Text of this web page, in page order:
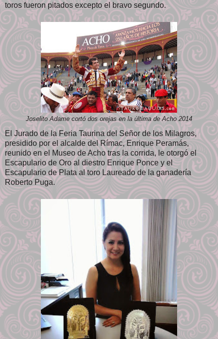
toros fueron pitados excepto el bravo segundo.
Joselito Adame cortó dos orejas en la última de Acho 2014
El Jurado de la Feria Taurina del Señor de los Milagros,
presidido por el alcalde del Rímac, Enrique Peramás,
reunido en el Museo de Acho tras la corrida, le otorgó el
Escapulario de Oro al diestro Enrique Ponce y el
Escapulario de Plata al toro Laureado de la ganadería
Roberto Puga.